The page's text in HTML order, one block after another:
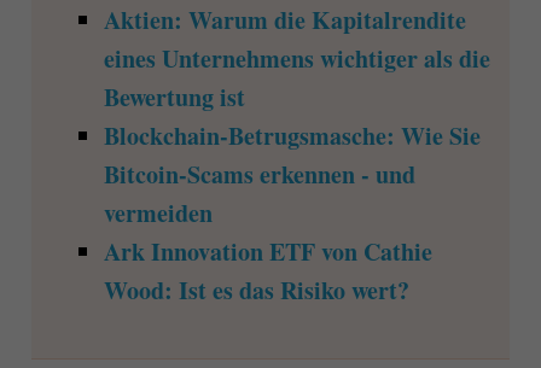
Aktien: Warum die Kapitalrendite
eines Unternehmens wichtiger als die
Bewertung ist
Blockchain-Betrugsmasche: Wie Sie
Bitcoin-Scams erkennen - und
vermeiden
Ark Innovation ETF von Cathie
Wood: Ist es das Risiko wert?